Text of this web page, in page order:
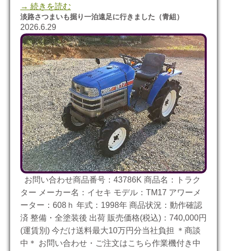
→ 続きを読む
淡路さつまいも掘り一泊遠足に行きました（青組）
2026.6.29
お問い合わせ商品番号：43786K 商品名：トラク
ター メーカー名：イセキ モデル：TM17 アワーメ
ーター：608ｈ 年式：1998年 商品状況：動作確認
済 整備・全塗装後 出荷 販売価格(税込)：740,000円
(運賃別) 今だけ送料最大10万円分当社負担 ＊商談
中＊ お問い合わせ・ご注文はこちら作業機付き中